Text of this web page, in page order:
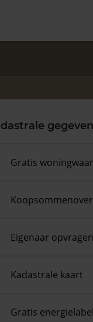
Gratis
Eigenaar opvragen
Kadastrale kaart
Gratis